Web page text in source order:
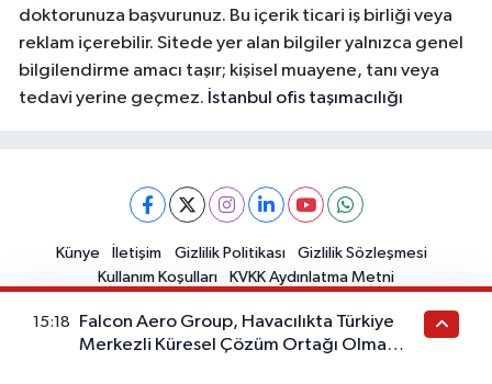
doktorunuza başvurunuz. Bu içerik ticari iş birliği veya
reklam içerebilir. Sitede yer alan bilgiler yalnızca genel
bilgilendirme amacı taşır; kişisel muayene, tanı veya
tedavi yerine geçmez. İstanbul ofis taşımacılığı
Künye İletişim Gizlilik Politikası
Gizlilik Sözleşmesi
Kullanım Koşulları
KVKK Aydınlatma Metni
15:18
Falcon Aero Group, Havacılıkta Türkiye
Merkezli Küresel Çözüm Ortağı Olma